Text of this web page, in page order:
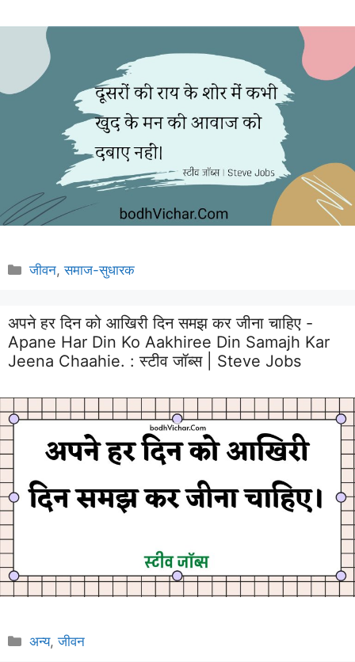
Categories
जीवन,समाज-सुधारक
अपने हर दिन को आखिरी दिन समझ कर जीना चाहिए -
Apane Har Din Ko Aakhiree Din Samajh Kar
Jeena Chaahie. :स्टीव जॉब्स | Steve Jobs
Categories
अन्य,जीवन